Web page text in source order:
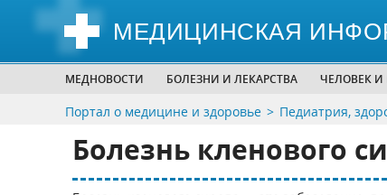
МЕДИЦИНСКАЯ
МЕДНОВОСТИ БОЛЕЗНИ И ЛЕКАРСТВА ЧЕЛОВЕК
Портал о медицине и здоровье Педиатрия,
Болезнь кленового